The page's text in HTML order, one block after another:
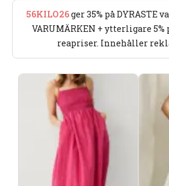
56KILO26ger 35% på DYRASTE
VARUMÄRKEN + ytterligare 5%
reapriser. Innehåller